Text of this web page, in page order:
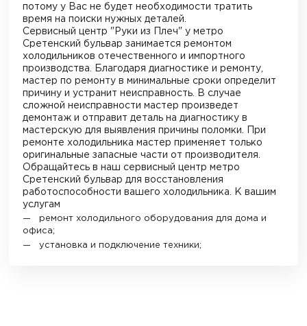
потому у Вас не будет необходимости тратить
время на поиски нужных деталей.
Сервисный центр "Руки из Плеч"у метро
Сретенский бульвар занимается ремонтом
холодильников отечественного и импортного
производства. Благодаря диагностике и ремонту,
мастер по ремонту в минимальные сроки определит
причину и устранит неисправность. В случае
сложной неисправности мастер произведет
демонтаж и отправит деталь на диагностику в
мастерскую для выявления причины поломки. При
ремонте холодильника мастер применяет только
оригинальные запасные части от производителя.
Обращайтесь в наш сервисный центрметро
Сретенский бульвар для восстановления
работоспособности вашего холодильника. К вашим
услугам
ремонт холодильного оборудования для дома и
офиса;
установка и подключение техники;